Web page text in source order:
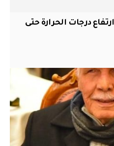
درجات الحرارة حتى